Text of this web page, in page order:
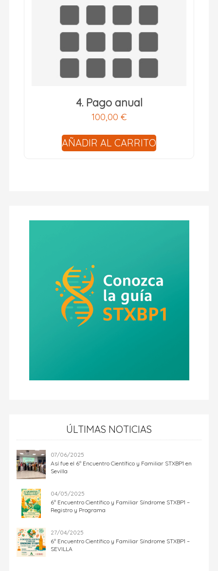
4. Pago anual
100,00 €
AÑADIR AL CARRITO
ÚLTIMAS NOTICIAS
07/06/2025
Así fue el 6º Encuentro Científico y Familiar STXBP1 en
Sevilla
04/05/2025
6º Encuentro Científico y Familiar Síndrome STXBP1 –
Registro y Programa
27/04/2025
6º Encuentro Científico y Familiar Síndrome STXBP1 –
SEVILLA